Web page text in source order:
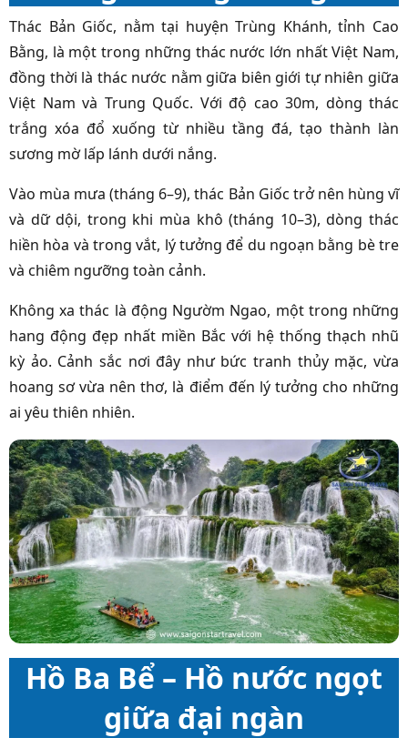
Thác Bản Giốc, nằm tại huyện Trùng Khánh, tỉnh Cao
Bằng, là một trong những thác nước lớn nhất Việt Nam,
đồng thời là thác nước nằm giữa biên giới tự nhiên giữa
Việt Nam và Trung Quốc. Với độ cao 30m, dòng thác
trắng xóa đổ xuống từ nhiều tầng đá, tạo thành làn
sương mờ lấp lánh dưới nắng.
Vào mùa mưa (tháng 6–9), thác Bản Giốc trở nên hùng vĩ
và dữ dội, trong khi mùa khô (tháng 10–3), dòng thác
hiền hòa và trong vắt, lý tưởng để du ngoạn bằng bè tre
và chiêm ngưỡng toàn cảnh.
Không xa thác là động Ngườm Ngao, một trong những
hang động đẹp nhất miền Bắc với hệ thống thạch nhũ
kỳ ảo. Cảnh sắc nơi đây như bức tranh thủy mặc, vừa
hoang sơ vừa nên thơ, là điểm đến lý tưởng cho những
ai yêu thiên nhiên.
Hồ Ba Bể – Hồ nước ngọt
giữa đại ngàn